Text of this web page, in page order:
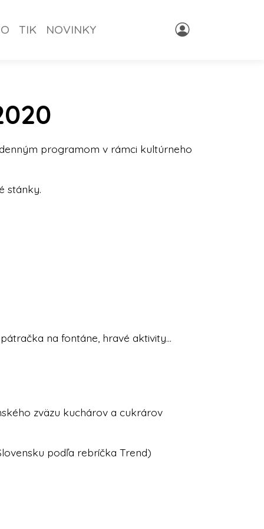
TIK NOVINKY
programom v rámci kultúrneho
stánky.
na fontáne, hravé aktivity...
zväzu kuchárov a cukrárov
podľa rebríčka Trend)